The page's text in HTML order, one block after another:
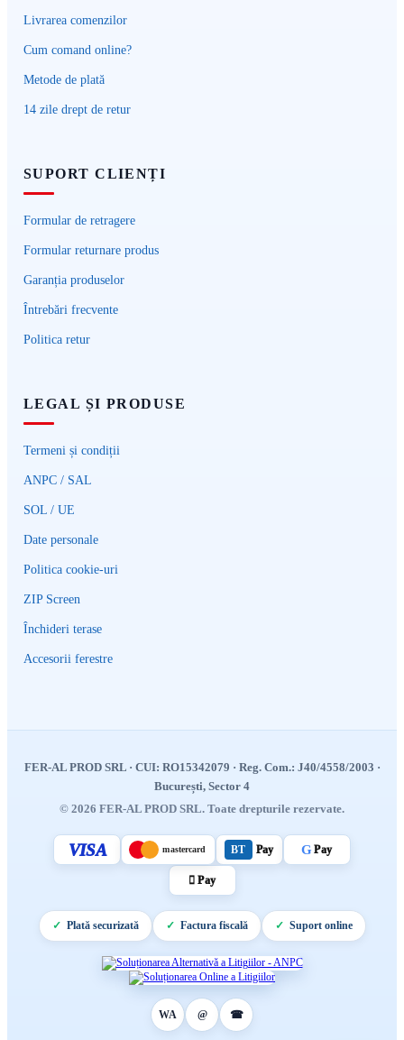
Livrarea comenzilor
Cum comand online?
Metode de plată
14 zile drept de retur
SUPORT CLIENȚI
Formular de retragere
Formular returnare produs
Garanția produselor
Întrebări frecvente
Politica retur
LEGAL ȘI PRODUSE
Termeni și condiții
ANPC / SAL
SOL / UE
Date personale
Politica cookie-uri
ZIP Screen
Închideri terase
Accesorii ferestre
FER-AL PROD SRL· CUI: RO15342079 · Reg. Com.: J40/4558/2003 ·
București, Sector 4
VISA mastercard BT Pay GPay
 Pay
Plată securizată Factura fiscală Suport online
WA @ ☎